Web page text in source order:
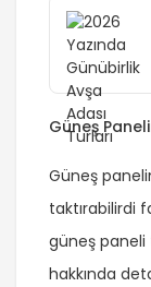
Güneş
Güneş
taktırabilirdi
güneş paneli
hakkında